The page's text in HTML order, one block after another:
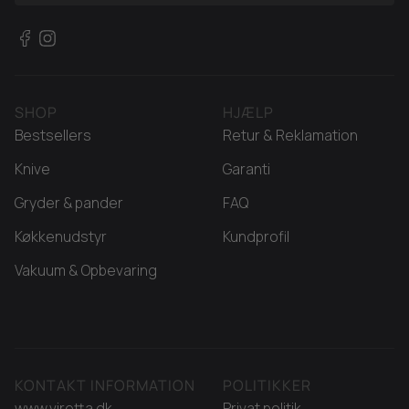
til knivens oprindelige formål som kødkniv, men i dag har
den udviklet sig til at være den mest alsidige kniv i
modstand, når du skærer gennem råvarerne. Dette
resulterer i renere snit, der bevarer ingrediensernes
struktur og smag – uanset om du snitter fine urter,
At arbejde med Gyuto Kokkeknive er en oplevelse af
ubesværet kontrol. Bladets geometri er designet med en
vuggende bevægelse, mens den fladere hæl giver
hvor madlavningen ophører med at være en pligt og i
HJÆLP
Retur & Reklamation
Garanti
FAQ
Kundprofil
POLITIKKER
SHOP
Bestsellers
Knive
Gryder & pander
Køkkenudstyr
Vakuum & Opbevaring
KONTAKT INFORMATION